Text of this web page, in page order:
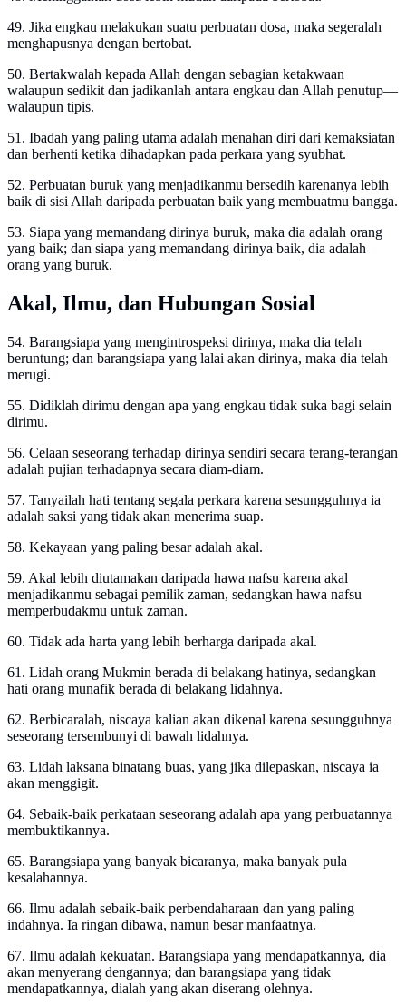
49. Jika engkau melakukan suatu perbuatan dosa, maka segeralah
menghapusnya dengan bertobat.
50. Bertakwalah kepada Allah dengan sebagian ketakwaan
walaupun sedikit dan jadikanlah antara engkau dan Allah penutup—
walaupun tipis.
51. Ibadah yang paling utama adalah menahan diri dari kemaksiatan
dan berhenti ketika dihadapkan pada perkara yang syubhat.
52. Perbuatan buruk yang menjadikanmu bersedih karenanya lebih
baik di sisi Allah daripada perbuatan baik yang membuatmu bangga.
53. Siapa yang memandang dirinya buruk, maka dia adalah orang
yang baik; dan siapa yang memandang dirinya baik, dia adalah
orang yang buruk.
Akal, Ilmu, dan Hubungan Sosial
54. Barangsiapa yang mengintrospeksi dirinya, maka dia telah
beruntung; dan barangsiapa yang lalai akan dirinya, maka dia telah
merugi.
55. Didiklah dirimu dengan apa yang engkau tidak suka bagi selain
dirimu.
56. Celaan seseorang terhadap dirinya sendiri secara terang-terangan
adalah pujian terhadapnya secara diam-diam.
57. Tanyailah hati tentang segala perkara karena sesungguhnya ia
adalah saksi yang tidak akan menerima suap.
58. Kekayaan yang paling besar adalah akal.
59. Akal lebih diutamakan daripada hawa nafsu karena akal
menjadikanmu sebagai pemilik zaman, sedangkan hawa nafsu
memperbudakmu untuk zaman.
60. Tidak ada harta yang lebih berharga daripada akal.
61. Lidah orang Mukmin berada di belakang hatinya, sedangkan
hati orang munafik berada di belakang lidahnya.
62. Berbicaralah, niscaya kalian akan dikenal karena sesungguhnya
seseorang tersembunyi di bawah lidahnya.
63. Lidah laksana binatang buas, yang jika dilepaskan, niscaya ia
akan menggigit.
64. Sebaik-baik perkataan seseorang adalah apa yang perbuatannya
membuktikannya.
65. Barangsiapa yang banyak bicaranya, maka banyak pula
kesalahannya.
66. Ilmu adalah sebaik-baik perbendaharaan dan yang paling
indahnya. Ia ringan dibawa, namun besar manfaatnya.
67. Ilmu adalah kekuatan. Barangsiapa yang mendapatkannya, dia
akan menyerang dengannya; dan barangsiapa yang tidak
mendapatkannya, dialah yang akan diserang olehnya.